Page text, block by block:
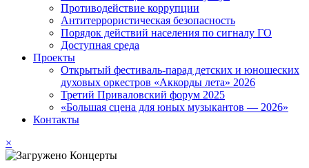
Противодействие коррупции
Антитеррористическая безопасность
Порядок действий населения по сигналу ГО
Доступная среда
Проекты
Открытый фестиваль-парад детских и юношеских
духовых оркестров «Аккорды лета» 2026
Третий Приваловский форум 2025
«Большая сцена для юных музыкантов — 2026»
Контакты
×